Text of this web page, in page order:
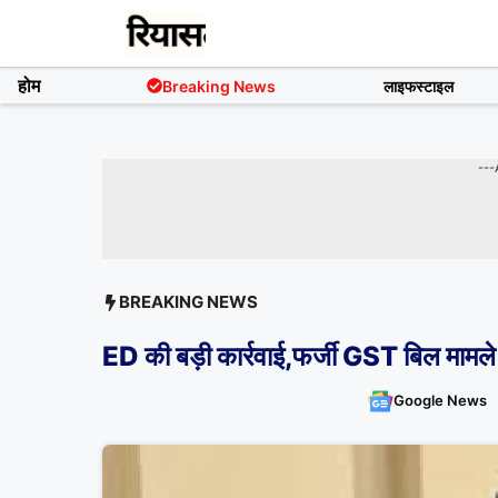
content
होम
Breaking News लाइफस्टाइल
---
BREAKING NEWS
ED की बड़ी कार्रवाई,फर्जी GST बिल
Google News